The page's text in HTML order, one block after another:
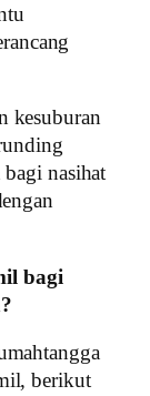
kesuburan
nasihat
bagi
berikut